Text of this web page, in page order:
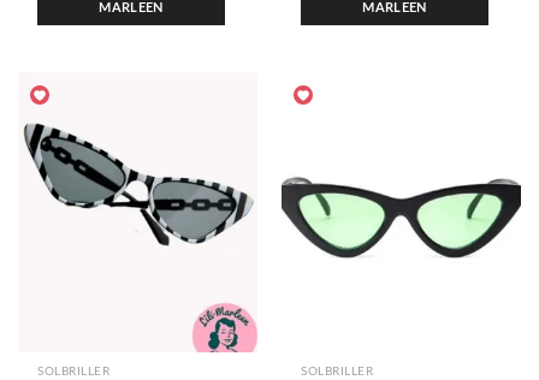
MARLEEN MARLEEN
SOLBRILLER SOLBRILLER